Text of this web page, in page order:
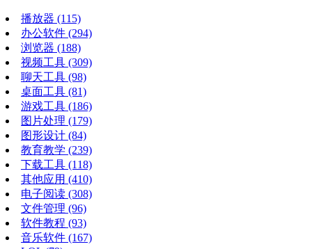
播放器 (115)
办公软件 (294)
浏览器 (188)
视频工具 (309)
聊天工具 (98)
桌面工具 (81)
游戏工具 (186)
图片处理 (179)
图形设计 (84)
教育教学 (239)
下载工具 (118)
其他应用 (410)
电子阅读 (308)
文件管理 (96)
软件教程 (93)
音乐软件 (167)